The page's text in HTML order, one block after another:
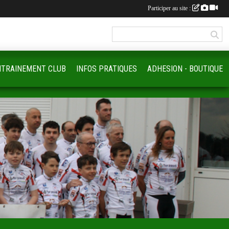
CLUB INFOS PRATIQUES ADHESION - BOUTIQUE
Participer au site :